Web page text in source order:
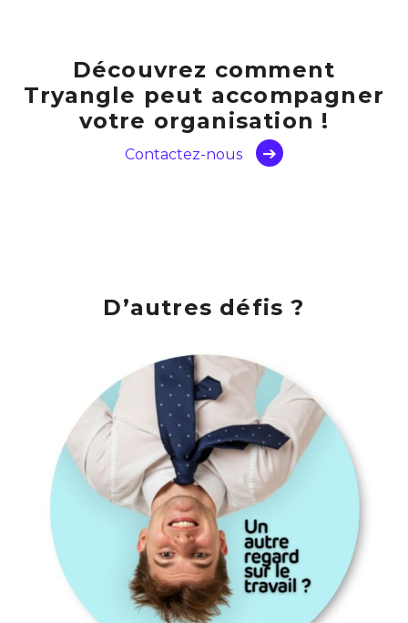
Découvrez comment
Tryangle peut accompagner
votre organisation !
Contactez-nous
D’autres défis ?